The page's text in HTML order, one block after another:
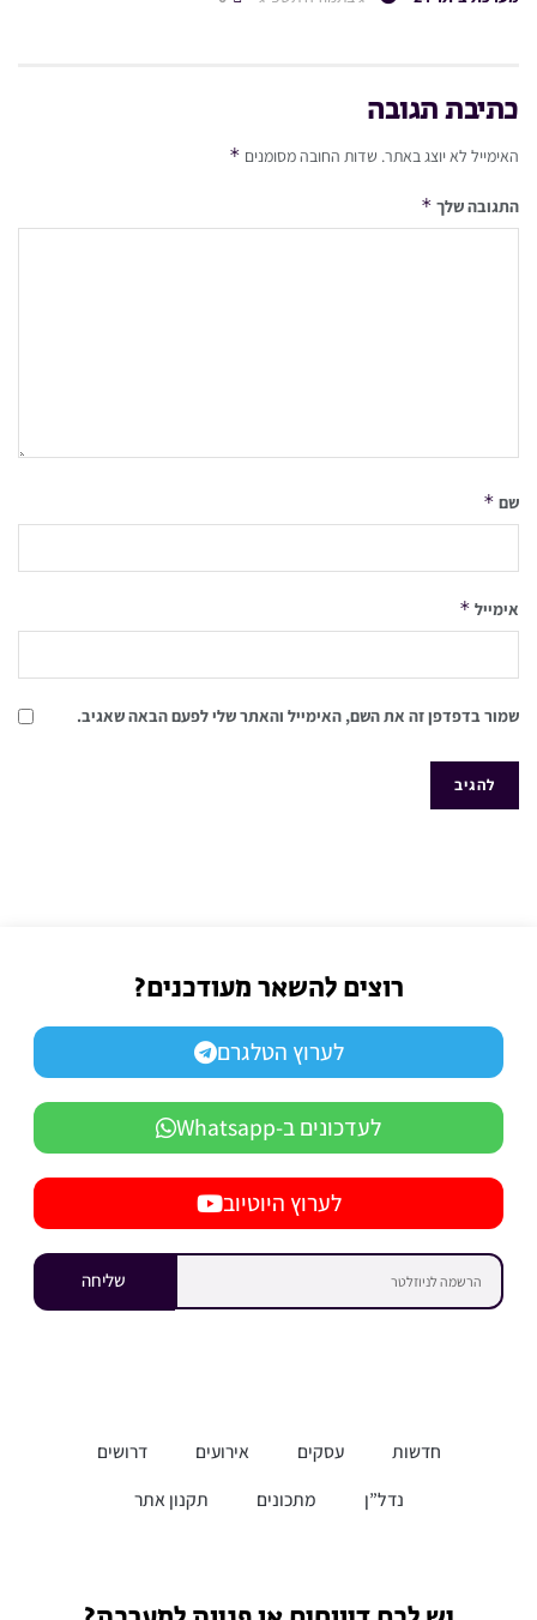
כתיבת תגובה
האימייל לא יוצג באתר. שדות החובה מסומנים *
התגובה שלך *
שם *
אימייל *
שמור בדפדפן זה את השם, האימייל והאתר שלי לפעם הבאה שאגיב.
רוצים להשאר מעודכנים?
לערוץ הטלגרם
לעדכונים ב-Whatsapp
לערוץ היוטיוב
שליחה
חדשות עסקים אירועים
דרושים
נדל”ן
מתכונים תקנון אתר